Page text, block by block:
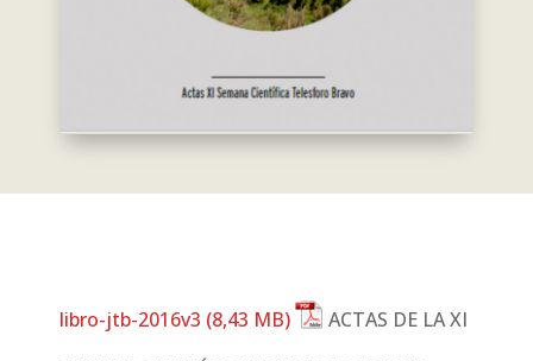
libro-jtb-2016v3
ACTAS DE LA XI